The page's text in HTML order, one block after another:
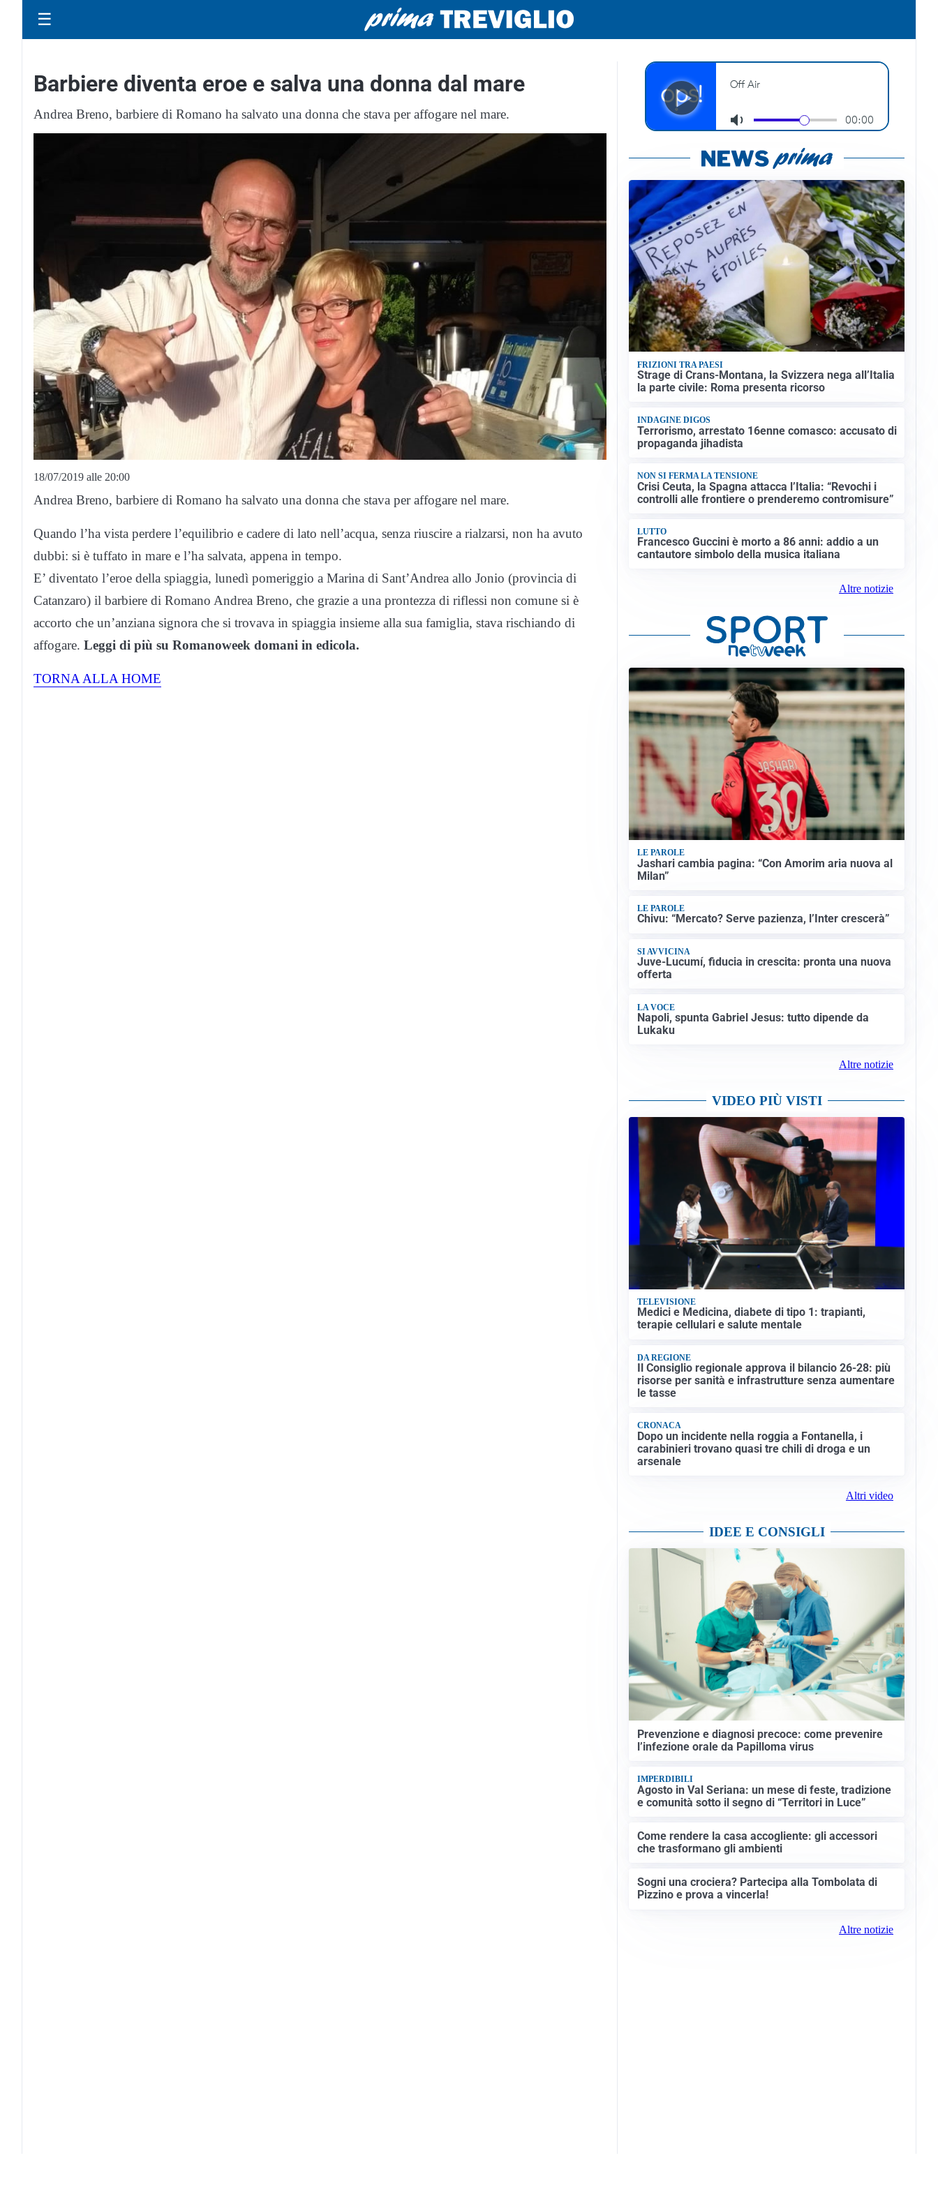
☰
Barbiere diventa eroe e salva una donna dal mare
Andrea Breno, barbiere di Romano ha salvato una donna che stava per affogare nel mare.
18/07/2019 alle 20:00
Andrea Breno, barbiere di Romano ha salvato una donna che stava per affogare nel mare.
Quando l’ha vista perdere l’equilibrio e cadere di lato nell’acqua, senza riuscire a rialzarsi, non ha avuto
dubbi: si è tuffato in mare e l’ha salvata, appena in tempo.
E’ diventato l’eroe della spiaggia, lunedì pomeriggio a Marina di Sant’Andrea allo Jonio (provincia di
Catanzaro) il barbiere di Romano Andrea Breno, che grazie a una prontezza di riflessi non comune si è
accorto che un’anziana signora che si trovava in spiaggia insieme alla sua famiglia, stava rischiando di
affogare. Leggi di più su Romanoweek domani in edicola.
TORNA ALLA HOME
FRIZIONI TRA PAESI
Strage di Crans-Montana, la Svizzera nega all’Italia
la parte civile: Roma presenta ricorso
INDAGINE DIGOS
Terrorismo, arrestato 16enne comasco: accusato di
propaganda jihadista
NON SI FERMA LA TENSIONE
Crisi Ceuta, la Spagna attacca l’Italia: “Revochi i
controlli alle frontiere o prenderemo contromisure”
LUTTO
Francesco Guccini è morto a 86 anni: addio a un
cantautore simbolo della musica italiana
Altre notizie
LE PAROLE
Jashari cambia pagina: “Con Amorim aria nuova al
Milan”
LE PAROLE
Chivu: “Mercato? Serve pazienza, l’Inter crescerà”
SI AVVICINA
Juve-Lucumí, fiducia in crescita: pronta una nuova
offerta
LA VOCE
Napoli, spunta Gabriel Jesus: tutto dipende da
Lukaku
Altre notizie
VIDEO PIÙ VISTI
TELEVISIONE
Medici e Medicina, diabete di tipo 1: trapianti,
terapie cellulari e salute mentale
DA REGIONE
Il Consiglio regionale approva il bilancio 26-28: più
risorse per sanità e infrastrutture senza aumentare
le tasse
CRONACA
Dopo un incidente nella roggia a Fontanella, i
carabinieri trovano quasi tre chili di droga e un
arsenale
Altri video
IDEE E CONSIGLI
Prevenzione e diagnosi precoce: come prevenire
l’infezione orale da Papilloma virus
IMPERDIBILI
Agosto in Val Seriana: un mese di feste, tradizione
e comunità sotto il segno di “Territori in Luce”
Come rendere la casa accogliente: gli accessori
che trasformano gli ambienti
Sogni una crociera? Partecipa alla Tombolata di
Pizzino e prova a vincerla!
Altre notizie